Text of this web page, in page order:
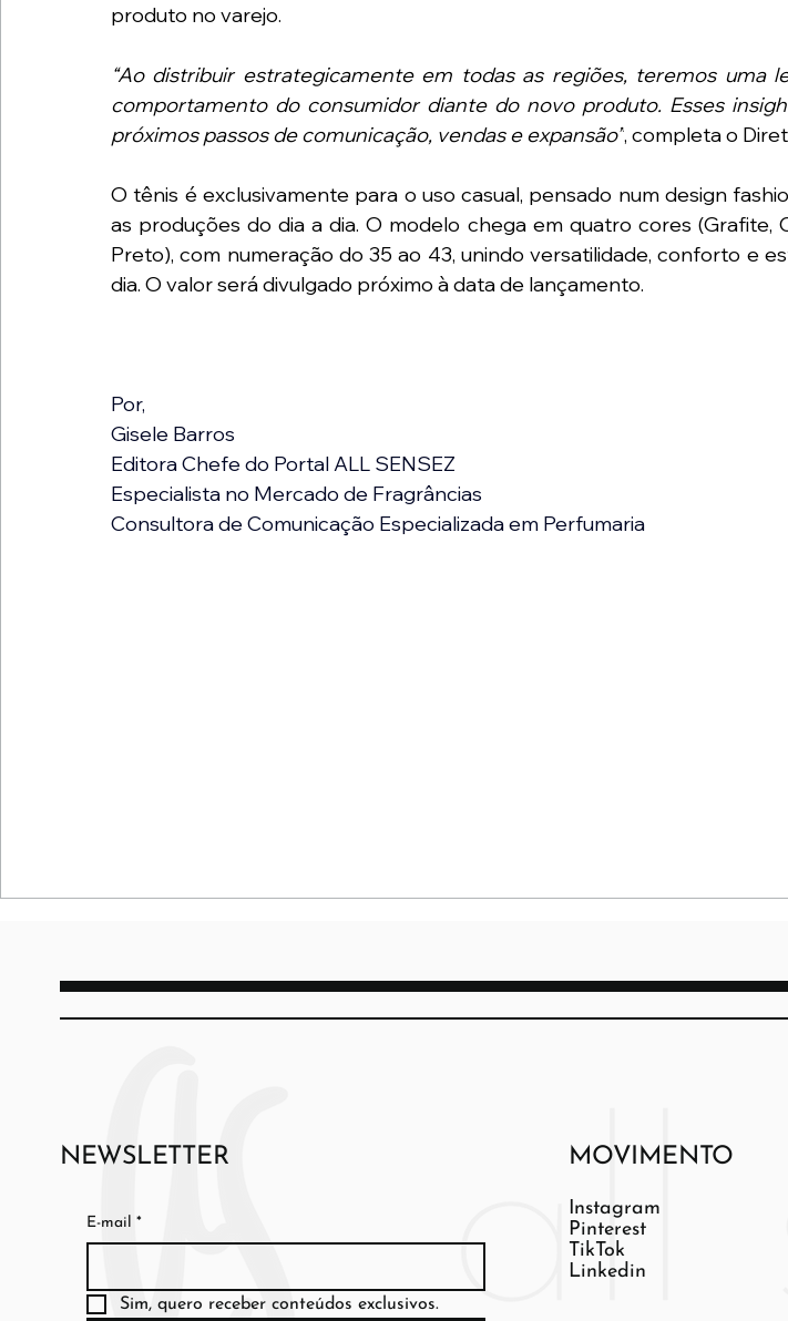
produto no varejo.
“Ao distribuir estrategicamente em todas as regiões, teremos uma
comportamento do consumidor diante do novo produto. Esses
próximos passos de comunicação, vendas e expansão”, completa o
O tênis é exclusivamente para o uso casual, pensado num design
as produções do dia a dia. O modelo chega em quatro cores (Grafite,
Preto), com numeração do 35 ao 43, unindo versatilidade, conforto e
dia. O valor será divulgado próximo à data de lançamento.
Por,
Gisele Barros
Editora Chefe do Portal ALL SENSEZ
Especialista no Mercado de Fragrâncias
Consultora de Comunicação Especializada em Perfumaria
NEWSLETTER
E-mail *
Sim, quero receber conteúdos exclusivos.
MOVIMENTO
Instagram
Pinterest
TikTok
Linkedin